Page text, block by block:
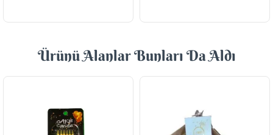
Ürünü Alanlar Bunları Da Aldı